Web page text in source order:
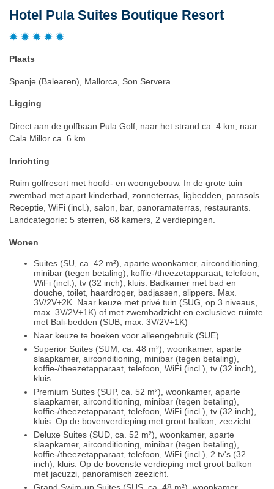
Hotel Pula Suites Boutique Resort
Plaats
Spanje (Balearen), Mallorca, Son Servera
Ligging
Direct aan de golfbaan Pula Golf, naar het strand ca. 4 km, naar
Cala Millor ca. 6 km.
Inrichting
Ruim golfresort met hoofd- en woongebouw. In de grote tuin
zwembad met apart kinderbad, zonneterras, ligbedden, parasols.
Receptie, WiFi (incl.), salon, bar, panoramaterras, restaurants.
Landcategorie: 5 sterren, 68 kamers, 2 verdiepingen.
Wonen
Suites (SU, ca. 42 m²), aparte woonkamer, airconditioning,
minibar (tegen betaling), koffie-/theezetapparaat, telefoon,
WiFi (incl.), tv (32 inch), kluis. Badkamer met bad en
douche, toilet, haardroger, badjassen, slippers. Max.
3V/2V+2K. Naar keuze met privé tuin (SUG, op 3 niveaus,
max. 3V/2V+1K) of met zwembadzicht en exclusieve ruimte
met Bali-bedden (SUB, max. 3V/2V+1K)
Naar keuze te boeken voor alleengebruik (SUE).
Superior Suites (SUM, ca. 48 m²), woonkamer, aparte
slaapkamer, airconditioning, minibar (tegen betaling),
koffie-/theezetapparaat, telefoon, WiFi (incl.), tv (32 inch),
kluis.
Premium Suites (SUP, ca. 52 m²), woonkamer, aparte
slaapkamer, airconditioning, minibar (tegen betaling),
koffie-/theezetapparaat, telefoon, WiFi (incl.), tv (32 inch),
kluis. Op de bovenverdieping met groot balkon, zeezicht.
Deluxe Suites (SUD, ca. 52 m²), woonkamer, aparte
slaapkamer, airconditioning, minibar (tegen betaling),
koffie-/theezetapparaat, telefoon, WiFi (incl.), 2 tv's (32
inch), kluis. Op de bovenste verdieping met groot balkon
met jacuzzi, panoramisch zeezicht.